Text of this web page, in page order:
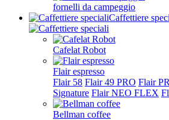
fornelli da campeggio
Caffettiere
Cafelat Robot
Flair espresso
Flair 58 Flair 49 PRO Flair
Signature Flair NEO FLEX
Bellman coffee